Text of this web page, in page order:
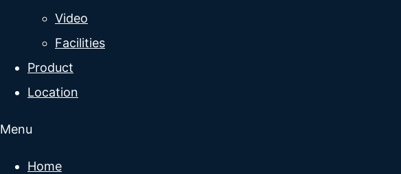
Video
Facilities
Product
Location
Menu
Home